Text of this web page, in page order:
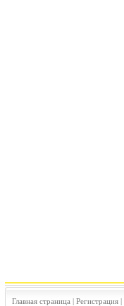
Главная страница | Регистрация|